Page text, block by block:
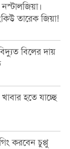
তারেক জিয়া!
বিলের দায়
হতে যাচ্ছে
করবেন চুপ্পু